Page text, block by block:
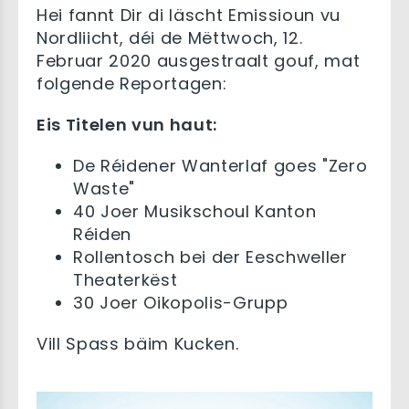
Hei fannt Dir di läscht Emissioun vu
Nordliicht, déi de Mëttwoch, 12.
Februar 2020 ausgestraalt gouf, mat
folgende Reportagen:
Eis Titelen vun haut:
De Réidener Wanterlaf goes "Zero
Waste"
40 Joer Musikschoul Kanton
Réiden
Rollentosch bei der Eeschweller
Theaterkëst
30 Joer Oikopolis-Grupp
Vill Spass bäim Kucken.